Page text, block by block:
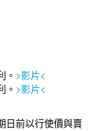
。 >影片<
。 >影片<
日前以行使價與賣